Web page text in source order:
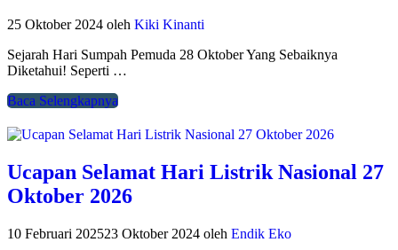
25 Oktober 2024 oleh Kiki Kinanti
Sejarah Hari Sumpah Pemuda 28 Oktober Yang Sebaiknya
Diketahui! Seperti …
Baca Selengkapnya
Ucapan Selamat Hari Listrik Nasional 27
Oktober 2026
10 Februari 202523 Oktober 2024 oleh Endik Eko